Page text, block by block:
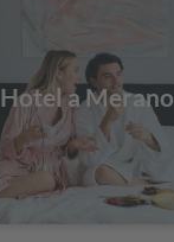
Hotel a Merano